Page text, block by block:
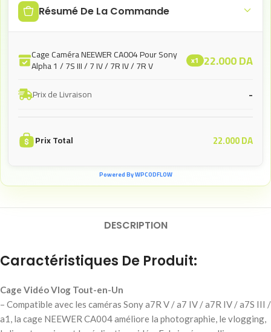
Résumé De La Commande
Cage Caméra NEEWER CA004 Pour Sony
Alpha 1 / 7S III / 7 IV / 7R IV / 7R V x1 22.000DA
Prix de Livraison -
Prix Total 22.000DA
Powered By WPCODFLOW
DESCRIPTION
Caractéristiques De Produit:
Cage Vidéo Vlog Tout-en-Un
– Compatible avec les caméras Sony a7R V / a7 IV / a7R IV / a7S III /
a1, la cage NEEWER CA004 améliore la photographie, le vlogging,